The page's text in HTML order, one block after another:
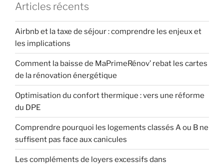
Articles récents
Airbnb et la taxe de séjour : comprendre les enjeux et
les implications
Comment la baisse de MaPrimeRénov’ rebat les cartes
de la rénovation énergétique
Optimisation du confort thermique : vers une réforme
du DPE
Comprendre pourquoi les logements classés A ou B ne
suffisent pas face aux canicules
Les compléments de loyers excessifs dans